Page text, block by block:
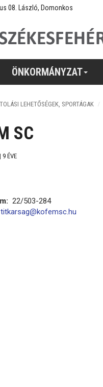
08. László, Domonkos
ÖNKORMÁNYZAT
LEHETŐSÉGEK, SPORTÁGAK
SC
9 ÉVE
22/503-284
titkarsag@kofemsc.hu